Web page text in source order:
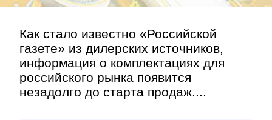
Как стало известно «Российской
газете» из дилерских источников,
информация о комплектациях для
российского рынка появится
незадолго до старта продаж....
Контакт»